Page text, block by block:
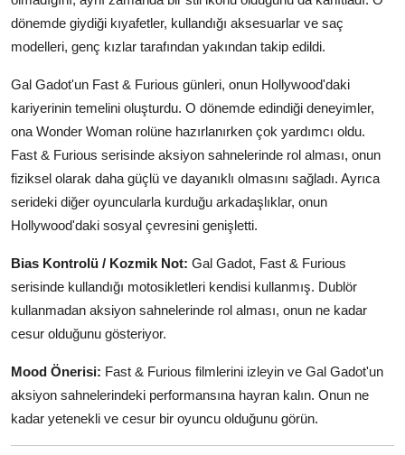
dönemde giydiği kıyafetler, kullandığı aksesuarlar ve saç
modelleri, genç kızlar tarafından yakından takip edildi.
Gal Gadot'un Fast & Furious günleri, onun Hollywood'daki
kariyerinin temelini oluşturdu. O dönemde edindiği deneyimler,
ona Wonder Woman rolüne hazırlanırken çok yardımcı oldu.
Fast & Furious serisinde aksiyon sahnelerinde rol alması, onun
fiziksel olarak daha güçlü ve dayanıklı olmasını sağladı. Ayrıca
serideki diğer oyuncularla kurduğu arkadaşlıklar, onun
Hollywood'daki sosyal çevresini genişletti.
Bias Kontrolü / Kozmik Not: Gal Gadot, Fast & Furious
serisinde kullandığı motosikletleri kendisi kullanmış. Dublör
kullanmadan aksiyon sahnelerinde rol alması, onun ne kadar
cesur olduğunu gösteriyor.
Mood Önerisi: Fast & Furious filmlerini izleyin ve Gal Gadot'un
aksiyon sahnelerindeki performansına hayran kalın. Onun ne
kadar yetenekli ve cesur bir oyuncu olduğunu görün.